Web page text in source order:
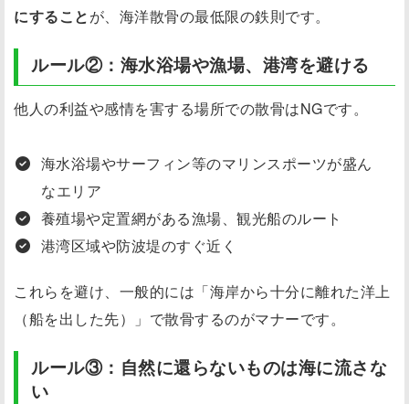
にすることが、海洋散骨の最低限の鉄則です。
ルール②：海水浴場や漁場、港湾を避ける
他人の利益や感情を害する場所での散骨はNGです。
海水浴場やサーフィン等のマリンスポーツが盛ん
なエリア
養殖場や定置網がある漁場、観光船のルート
港湾区域や防波堤のすぐ近く
これらを避け、一般的には「海岸から十分に離れた洋上
（船を出した先）」で散骨するのがマナーです。
ルール③：自然に還らないものは海に流さな
い